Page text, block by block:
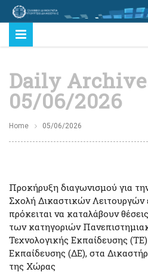
Daily
05/06/2026
Home 05/06/2026
Προκήρυξη διαγωνισμού για
Σχολή Δικαστικών
πρόκειται να καταλάβουν
των κατηγοριών
Τεχνολογικής Εκπαίδευσης
Εκπαίδευσης (ΔΕ), στα
της Χώρας